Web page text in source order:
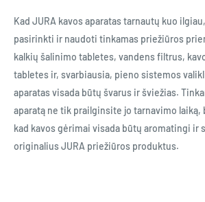
Kad JURA kavos aparatas tarnautų kuo
pasirinkti ir naudoti tinkamas priežiūros
kalkių šalinimo tabletes, vandens filtrus,
tabletes ir, svarbiausia, pieno sistemos
aparatas visada būtų švarus ir šviežias.
aparatą ne tik prailginsite jo tarnavimo
kad kavos gėrimai visada būtų aromatingi ir
originalius JURA priežiūros produktus.